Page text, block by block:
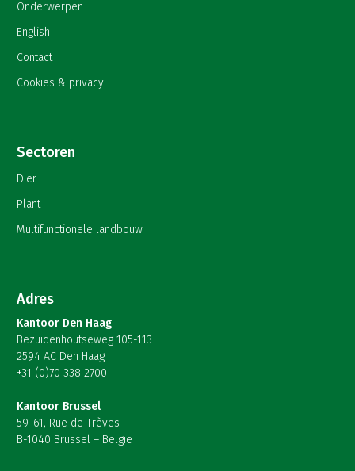
Onderwerpen
English
Contact
Cookies & privacy
Sectoren
Dier
Plant
Multifunctionele landbouw
Adres
Kantoor Den Haag
Bezuidenhoutseweg 105-113
2594 AC Den Haag
+31 (0)70 338 2700
Kantoor Brussel
59-61, Rue de Trèves
B-1040 Brussel – België